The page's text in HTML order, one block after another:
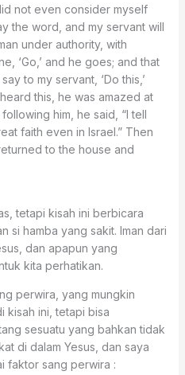
not even consider myself
the word, and my servant will
under authority, with
‘Go,’ and he goes; and that
to my servant, ‘Do this,’
this, he was amazed at
him, he said, “I tell
faith even in Israel.” Then
to the house and
tetapi kisah ini berbicara
si hamba yang sakit. Iman dari
dan apapun yang
kita perhatikan.
perwira, yang mungkin
kisah ini, tetapi bisa
sesuatu yang bahkan tidak
di dalam Yesus, dan saya
faktor sang perwira :